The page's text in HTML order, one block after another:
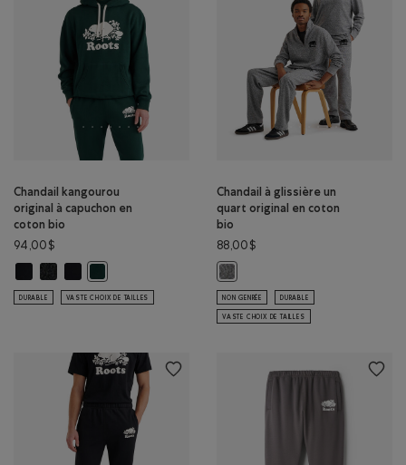
Chandail kangourou
original à capuchon en
coton bio
94,00$
Chandail kangourou original à capuchon en coton bio: NOIR Couleur
Chandail kangourou original à capuchon en coton bio: POIVRE
Chandail kangourou original à capuchon en coton bio: NOIR/
Chandail kangourou original à capuchon en coton bio:
DURABLE VASTE CHOIX DE TAILLES
Chandail à glissière un
quart original en coton
bio
88,00$
Chandail à glissière un quart
NON GENRÉE DURABLE
VASTE CHOIX DE TAILLES